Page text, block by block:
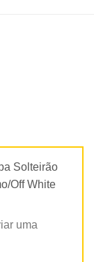
Solteirão
Off White
uma